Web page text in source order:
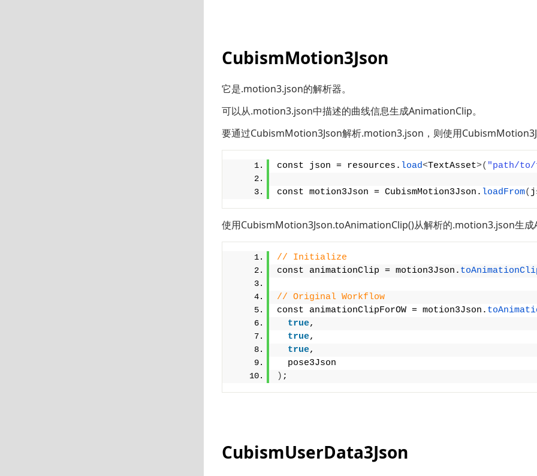
CubismMotion3Json
它是.motion3.json的解析器。
可以从.motion3.json中描述的曲线信息生成AnimationClip。
要通过CubismMotion3Json解析.motion3.json，则使用
const json = resources. load<TextAsset>( "path/
const motion3Json = CubismMotion3Json. loadFrom(
使用CubismMotion3Json.toAnimationClip()从解析的.motion3.json生成
// Initialize
const animationClip = motion3Json.
// Original Workflow
const animationClipForOW = motion3Json.
true,
true,
true,
  pose3Json
) ;
CubismUserData3Json